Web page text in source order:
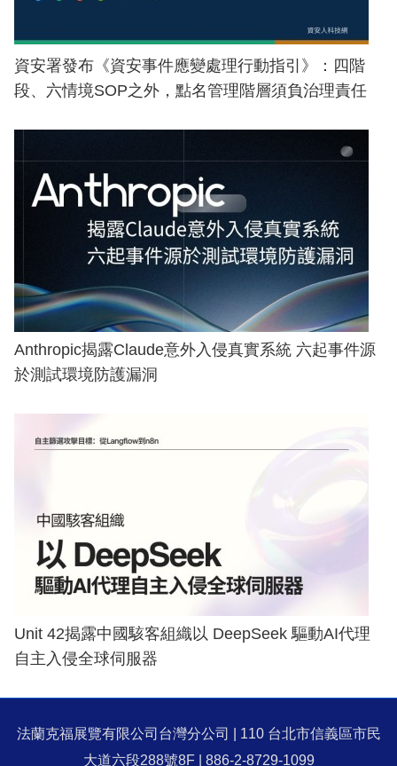
資安署發布《資安事件應變處理行動指引》：四階
段、六情境SOP之外，點名管理階層須負治理責任
Anthropic揭露Claude意外入侵真實系統 六起事件源
於測試環境防護漏洞
Unit 42揭露中國駭客組織以 DeepSeek 驅動AI代理
自主入侵全球伺服器
法蘭克福展覽有限公司台灣分公司 | 110 台北市信義區市民
大道六段288號8F | 886-2-8729-1099